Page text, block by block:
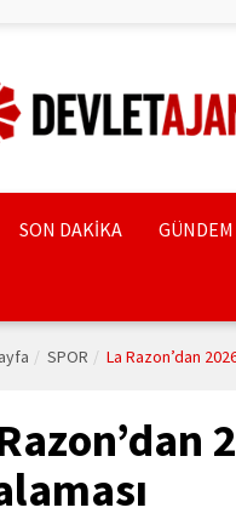
SON DAKİKA GÜNDEM
SPOR La Razon’dan